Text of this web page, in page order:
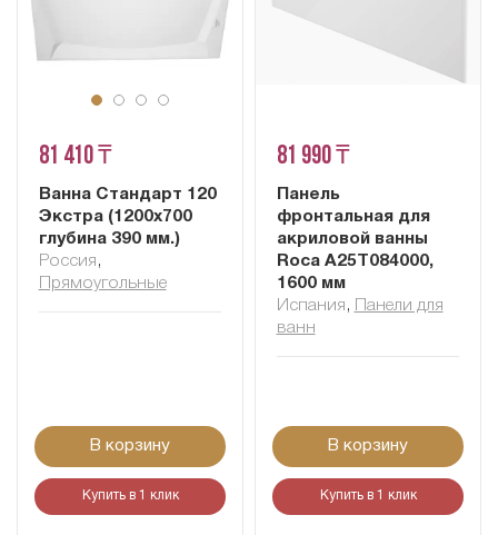
81 410 ₸
Ванна Стандарт 120
Экстра (1200х700
глубина 390 мм.)
Россия ,
Прямоугольные
В корзину
Купить в 1 клик
81 990 ₸
Панель
фронтальная для
акриловой ванны
Roca A25T084000,
1600 мм
Испания ,
Панели для
ванн
В корзину
Купить в 1 клик